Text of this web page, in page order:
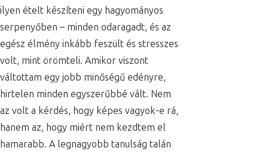
ilyen ételt készíteni egy hagyományos
serpenyőben – minden odaragadt, és az
egész élmény inkább feszült és stresszes
volt, mint örömteli. Amikor viszont
váltottam egy jobb minőségű edényre,
hirtelen minden egyszerűbbé vált. Nem
az volt a kérdés, hogy képes vagyok-e rá,
hanem az, hogy miért nem kezdtem el
hamarabb. A legnagyobb tanulság talán